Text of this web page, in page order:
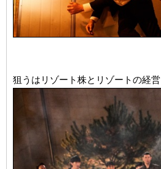
狙うはリゾート株とリゾートの経営